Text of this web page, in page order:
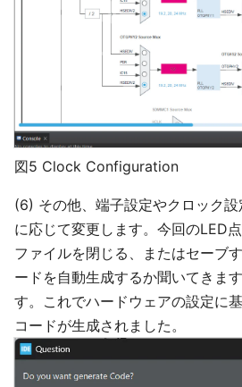
図5 Clock Configuration
(6) その他、端子設定やクロック
に応じて変更します。今回のLED
ファイルを閉じる、またはセーブ
ードを自動生成するか聞いてきま
す。これでハードウェアの設定に
コードが生成されました。